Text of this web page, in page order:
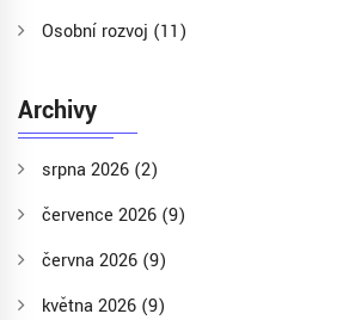
Osobní rozvoj (11)
Archivy
srpna 2026 (2)
července 2026 (9)
června 2026 (9)
května 2026 (9)